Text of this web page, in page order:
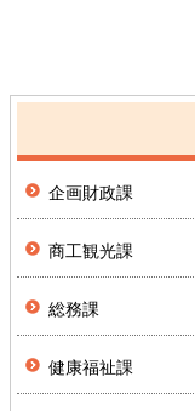
企画財政課
商工観光課
総務課
健康福祉課